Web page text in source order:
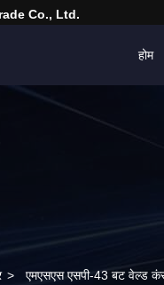
Co., Ltd.
होम
> एमएसएस एसपी-43 बट वेल्ड